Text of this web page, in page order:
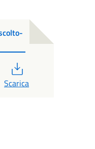
Scarica